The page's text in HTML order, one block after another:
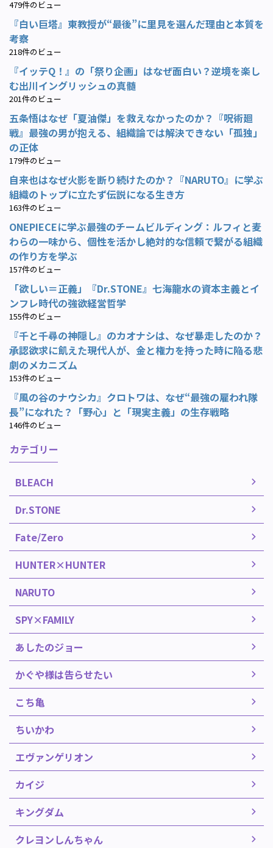
479件のビュー
『白い巨塔』東教授が“最後”に里見を選んだ理由と本質を
考察
218件のビュー
『イッテQ！』の「祭り企画」はなぜ面白い？逆境を楽し
む出川イングリッシュの真髄
201件のビュー
五条悟はなぜ「夏油傑」を救えなかったのか？『呪術廻
戦』最強の男が抱える、組織論では解決できない「孤独」
の正体
179件のビュー
自来也はなぜ火影を断り続けたのか？『NARUTO』に学ぶ
組織のトップに立たず伝説になる生き方
163件のビュー
ONEPIECEに学ぶ最強のチームビルディング：ルフィと麦
わらの一味から、個性を活かし絶対的な信頼で繋がる組織
の作り方を学ぶ
157件のビュー
「欲しい＝正義」『Dr.STONE』七海龍水の資本主義とイ
ンフレ時代の強欲経営哲学
155件のビュー
『千と千尋の神隠し』のカオナシは、なぜ暴走したのか？
承認欲求に飢えた現代人が、金と権力を持った時に陥る悲
劇のメカニズム
153件のビュー
『風の谷のナウシカ』クロトワは、なぜ“最強の雇われ隊
長”になれた？「野心」と「現実主義」の生存戦略
146件のビュー
カテゴリー
BLEACH
Dr.STONE
Fate/Zero
HUNTER×HUNTER
NARUTO
SPY×FAMILY
あしたのジョー
かぐや様は告らせたい
こち亀
ちいかわ
エヴァンゲリオン
カイジ
キングダム
クレヨンしんちゃん